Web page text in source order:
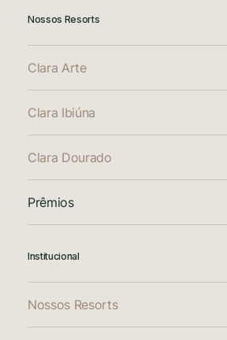
Nossos Resorts
Clara Arte
Clara Ibiúna
Clara Dourado
Prêmios
Institucional
Nossos Resorts